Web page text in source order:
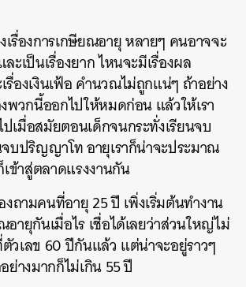
เรื่องการเกษียณอายุ หลายๆ คนอาจจะ
ะเป็นเรื่องยาก ไหนจะมีเรื่องผล
องเงินเฟ้อ คำนวณไม่ถูกแน่ๆ ถ้าอย่าง
พวกนี้ออกไปให้หมดก่อน แล้วให้เรา
เมื่อสมัยตอนเด็กจนกระทั่งเรียนจบ
จบปริญญาโท อายุเราก็น่าจะประมาณ
ข้าสู่ตลาดแรงงานกัน
ถามคนที่อายุ 25 ปี เพิ่งเริ่มต้นทำงาน
ายุกันเมื่อไร เชื่อได้เลยว่าส่วนใหญ่ไม่
วเลข 60 ปีกันแล้ว แต่น่าจะอยู่ราวๆ
างมากก็ไม่เกิน 55 ปี